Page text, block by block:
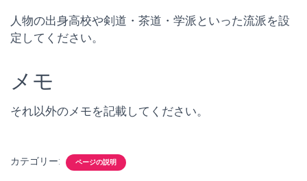
人物の出身高校や剣道・茶道・学派といった流派を設
定してください。
メモ
それ以外のメモを記載してください。
カテゴリー: ページの説明